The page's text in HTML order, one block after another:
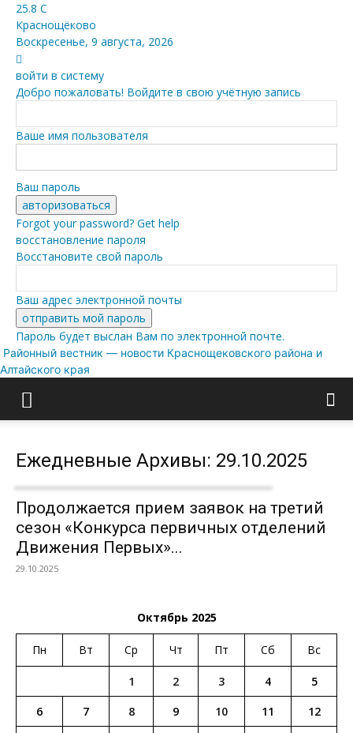
25.8 C
Краснощёково
Воскресенье, 9 августа, 2026
войти в систему
Добро пожаловать! Войдите в свою учётную запись
Ваше имя пользователя
Ваш пароль
Forgot your password? Get help
восстановление пароля
Восстановите свой пароль
Ваш адрес электронной почты
Пароль будет выслан Вам по электронной почте.
Районный вестник — новости Краснощековского района и
Алтайского края
Ежедневные Архивы: 29.10.2025
Продолжается прием заявок на третий
сезон «Конкурса первичных отделений
Движения Первых»...
29.10.2025
Октябрь 2025
Пн Вт Ср Чт Пт Сб Вс
1 2 3 4
5
6
7 8 9 10 11
12